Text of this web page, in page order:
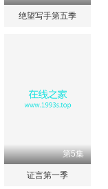
绝望写手第五季
第5集
证言第一季